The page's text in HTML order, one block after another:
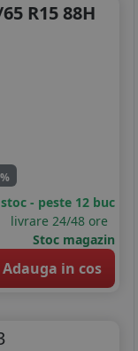
R15 88H
%
- peste 12 buc
livrare 24/48 ore
Stoc magazin
Adauga in cos